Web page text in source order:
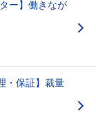
か？
ー】働きなが
・保証】裁量